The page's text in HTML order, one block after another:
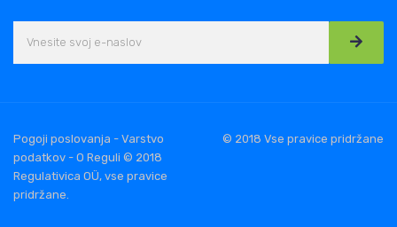
Pogoji poslovanja - Varstvo
podatkov - O Reguli © 2018
Regulativica OÜ, vse pravice
pridržane.
© 2018 Vse pravice pridržane